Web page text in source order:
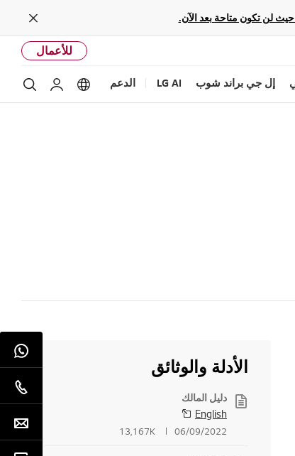
Close
للأعمال
إل جي براند شوب LG AI الدعم optionsحساب
الأدلة والوثائق
دليل المالك
English
06/09/2022
13,167K